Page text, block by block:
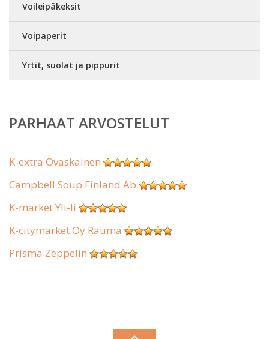
Voileipäkeksit
Voipaperit
Yrtit, suolat ja pippurit
PARHAAT ARVOSTELUT
K-extra Ovaskainen
Campbell Soup Finland Ab
K-market Yli-Ii
K-citymarket Oy Rauma
Prisma Zeppelin